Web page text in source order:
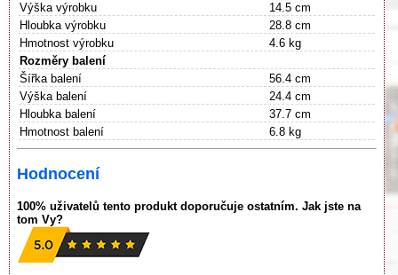
Výška výrobku
14.5 cm
Hloubka výrobku
28.8 cm
Hmotnost výrobku
4.6 kg
Rozměry balení
Šířka balení
56.4 cm
Výška balení
24.4 cm
Hloubka balení
37.7 cm
Hmotnost balení
6.8 kg
Hodnocení
100% uživatelů tento produkt doporučuje ostatním. Jak jste na
tom Vy?